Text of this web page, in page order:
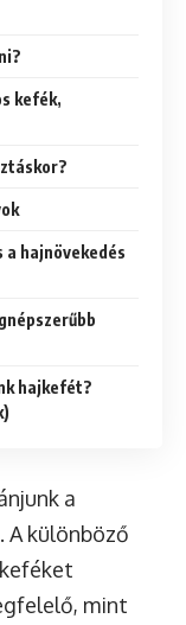
kefék,
hajnövekedés
hajkefét?
a
A különböző
mint